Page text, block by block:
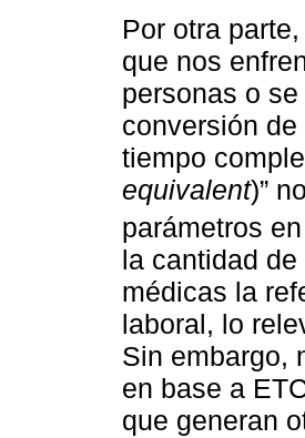
Por otra
que nos
personas o
conversión
tiempo
equivalent)”
parámetros
la cantidad
médicas la
laboral, lo
Sin embargo,
en base a
que generan